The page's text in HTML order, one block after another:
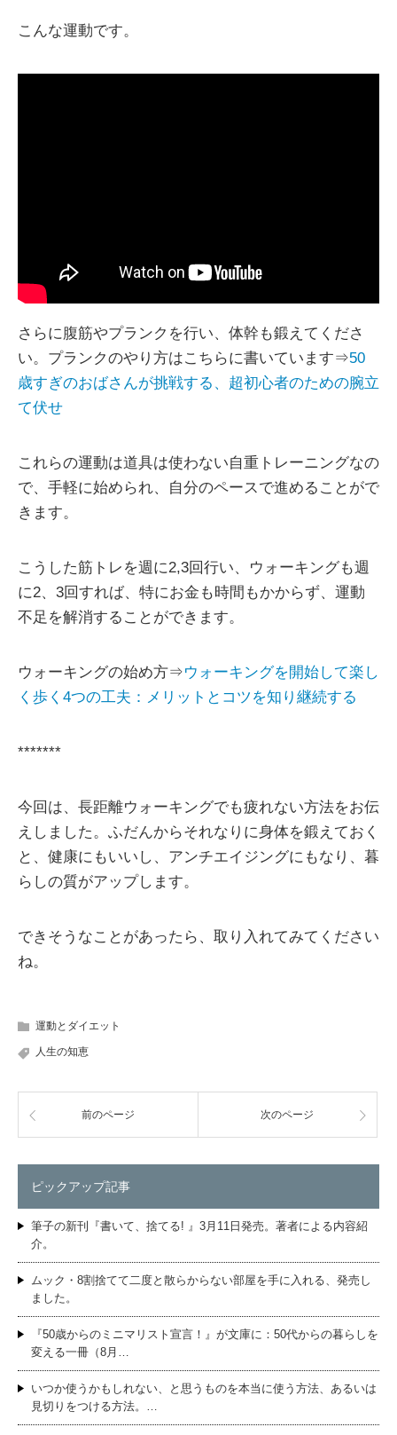
こんな運動です。
さらに腹筋やプランクを行い、体幹も鍛えてくださ
い。プランクのやり方はこちらに書いています⇒50
歳すぎのおばさんが挑戦する、超初心者のための腕立
て伏せ
これらの運動は道具は使わない自重トレーニングなの
で、手軽に始められ、自分のペースで進めることがで
きます。
こうした筋トレを週に2,3回行い、ウォーキングも週
に2、3回すれば、特にお金も時間もかからず、運動
不足を解消することができます。
ウォーキングの始め方⇒ウォーキングを開始して楽し
く歩く4つの工夫：メリットとコツを知り継続する
*******
今回は、長距離ウォーキングでも疲れない方法をお伝
えしました。ふだんからそれなりに身体を鍛えておく
と、健康にもいいし、アンチエイジングにもなり、暮
らしの質がアップします。
できそうなことがあったら、取り入れてみてください
ね。
運動とダイエット
人生の知恵
前のページ 次のページ
ピックアップ記事
筆子の新刊『書いて、捨てる! 』3月11日発売。著者による内容紹
介。
ムック・8割捨てて二度と散らからない部屋を手に入れる、発売し
ました。
『50歳からのミニマリスト宣言！』が文庫に：50代からの暮らしを
変える一冊（8月…
いつか使うかもしれない、と思うものを本当に使う方法、あるいは
見切りをつける方法。…